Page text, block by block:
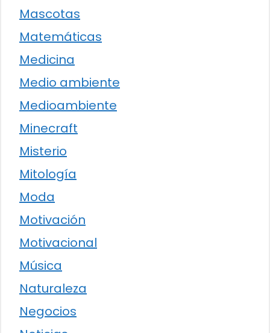
Mascotas
Matemáticas
Medicina
Medio ambiente
Medioambiente
Minecraft
Misterio
Mitología
Moda
Motivación
Motivacional
Música
Naturaleza
Negocios